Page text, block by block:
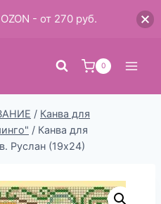
0
/ Канва для
/ Канва для
Руслан (19х24)
- от 270 руб.